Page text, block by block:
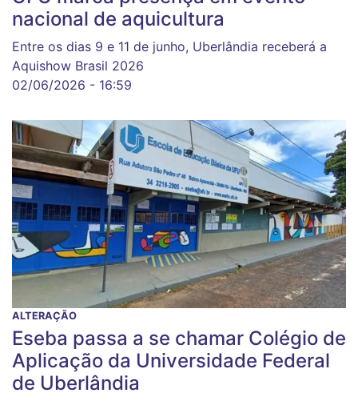
nacional de aquicultura
Entre os dias 9 e 11 de junho, Uberlândia receberá a
Aquishow Brasil 2026
02/06/2026 - 16:59
ALTERAÇÃO
Eseba passa a se chamar Colégio de
Aplicação da Universidade Federal
de Uberlândia